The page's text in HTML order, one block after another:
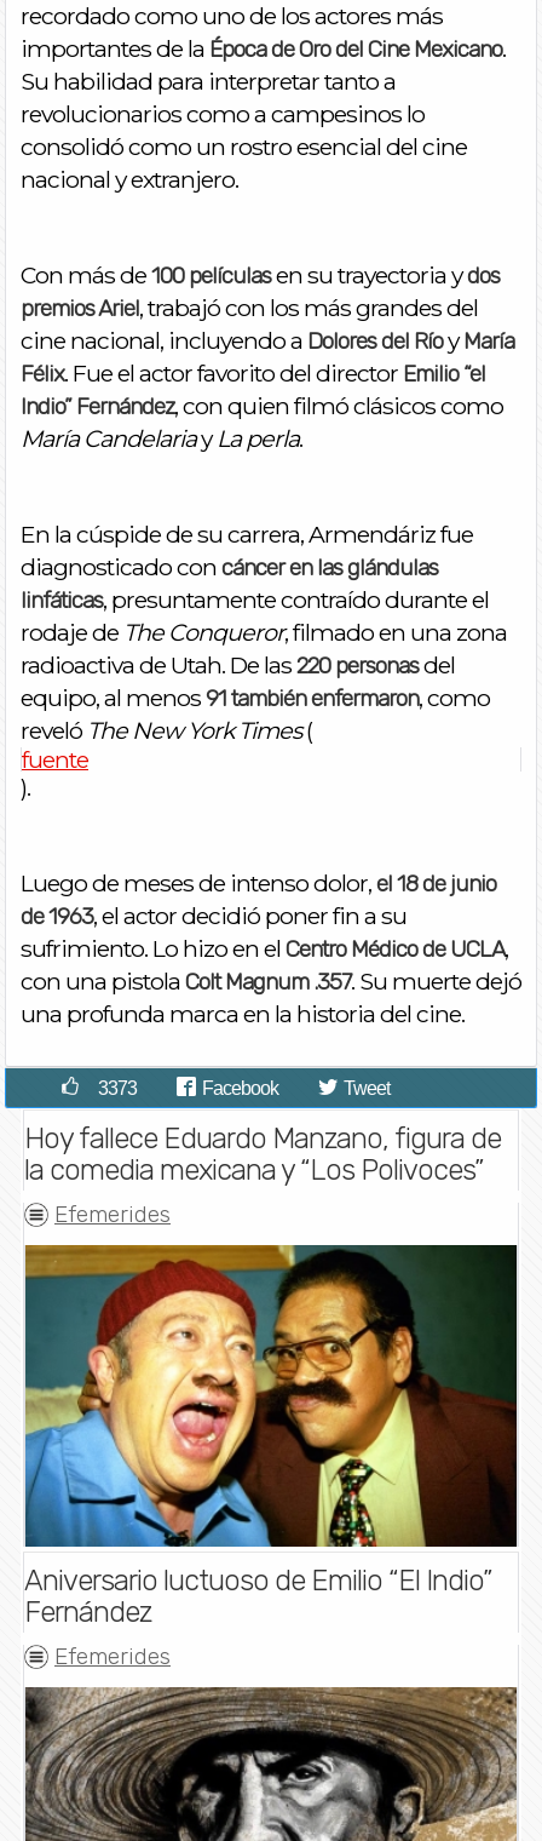
recordado como uno de los actores más
importantes de la Época de Oro del Cine Mexicano.
Su habilidad para interpretar tanto a
revolucionarios como a campesinos lo
consolidó como un rostro esencial del cine
nacional y extranjero.
Con más de100 películasen su trayectoria ydos
premios Ariel, trabajó con los más grandes del
cine nacional, incluyendo a Dolores del RíoyMaría
Félix. Fue el actor favorito del director Emilio “el
Indio” Fernández, con quien filmó clásicos como
María CandelariayLa perla.
En la cúspide de su carrera, Armendáriz fue
diagnosticado con cáncer en las glándulas
linfáticas, presuntamente contraído durante el
rodaje de The Conqueror, filmado en una zona
radioactiva de Utah. De las220 personasdel
equipo, al menos91 también enfermaron, como
reveló The New York Times(
fuente
).
Luego de meses de intenso dolor,el 18 de junio
de 1963, el actor decidió poner fin a su
sufrimiento. Lo hizo en el Centro Médico de UCLA,
con una pistola Colt Magnum .357. Su muerte dejó
una profunda marca en la historia del cine.
3373 Facebook Tweet
Hoy fallece Eduardo Manzano, figura de
la comedia mexicana y “Los Polivoces”
Efemerides
Aniversario luctuoso de Emilio “El Indio”
Fernández
Efemerides